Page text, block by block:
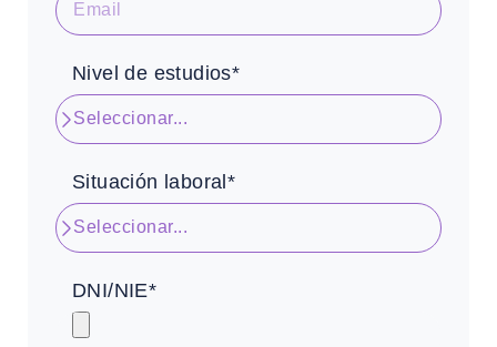
Nivel de estudios*
Situación laboral*
DNI/NIE*